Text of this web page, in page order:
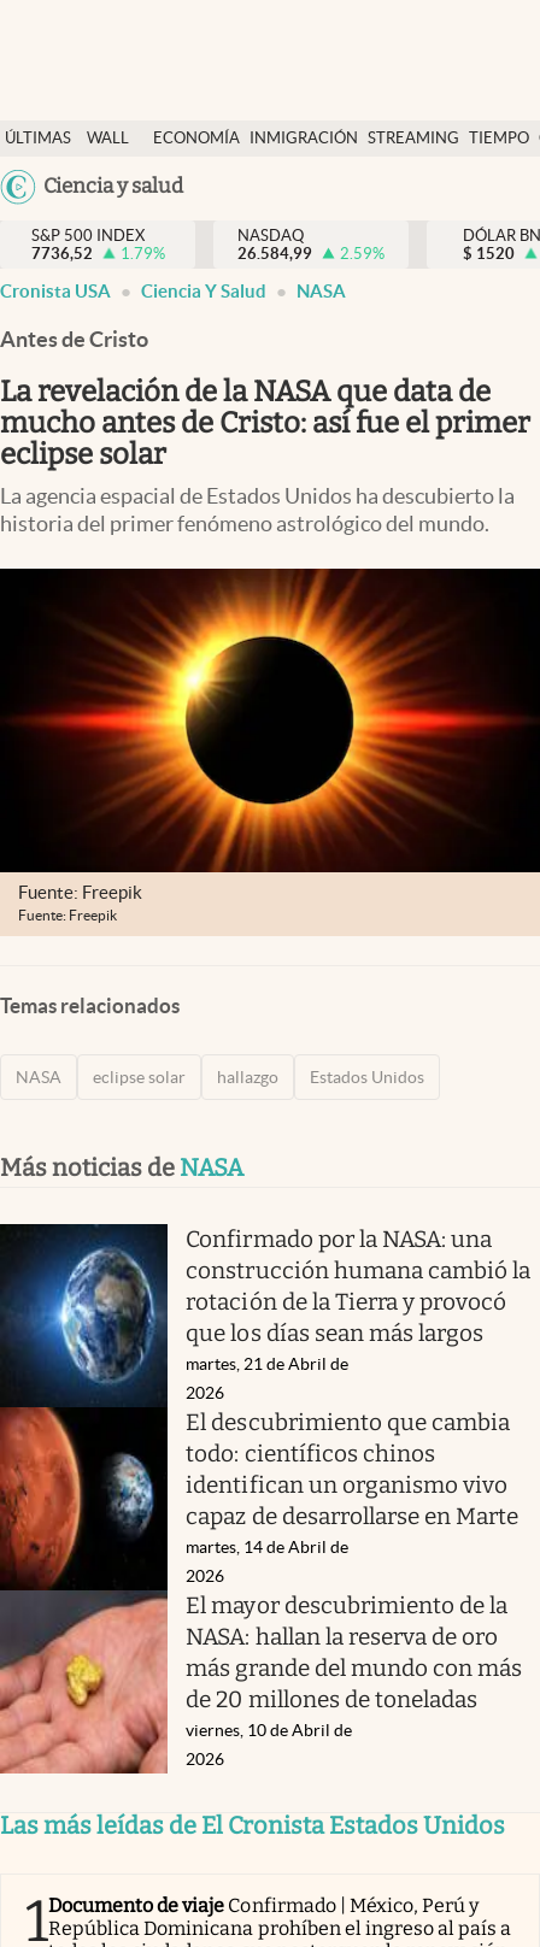
ÚLTIMAS
NOTICIAS
WALL
DÓLAR
ECONOMÍA INMIGRACIÓN STREAMING TIEMPO
México
Ciencia y salud
Finanzas y economía
Wall Street y dólar
Inmigración
Espiritual
Streaming
PC y mobile
S&P 500 INDEX
7736,52
1.79%
NASDAQ
26.584,99
2.59%
DÓLAR
$ 1520
Cronista USA Ciencia Y Salud NASA
Antes de Cristo
La revelación de la NASA que data de
mucho antes de Cristo: así fue el primer
eclipse solar
La agencia espacial de Estados Unidos ha descubierto la
historia del primer fenómeno astrológico del mundo.
Fuente: Freepik
Fuente: Freepik
Temas relacionados
NASA eclipse solar hallazgo Estados Unidos
Más noticias de NASA
Confirmado por la NASA: una
construcción humana cambió la
rotación de la Tierra y provocó
que los días sean más largos
martes, 21 de Abril de
2026
El descubrimiento que cambia
todo: científicos chinos
identifican un organismo vivo
capaz de desarrollarse en Marte
martes, 14 de Abril de
2026
El mayor descubrimiento de la
NASA: hallan la reserva de oro
más grande del mundo con más
de 20 millones de toneladas
viernes, 10 de Abril de
2026
Las más leídas de El Cronista Estados Unidos
1Documento de viaje Confirmado | México, Perú y
República Dominicana prohíben el ingreso al país a